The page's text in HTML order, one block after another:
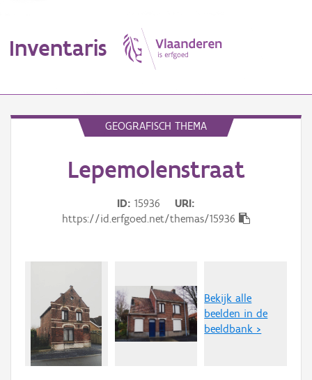
Inventaris
Thema
Gebeurtenis
Persoon of collectief
Downloads
GEOGRAFISCH THEMA
Lepemolenstraat
ID 15936
URI
https://id.erfgoed.net/themas/15936
Bekijk alle
beelden in de
beeldbank >